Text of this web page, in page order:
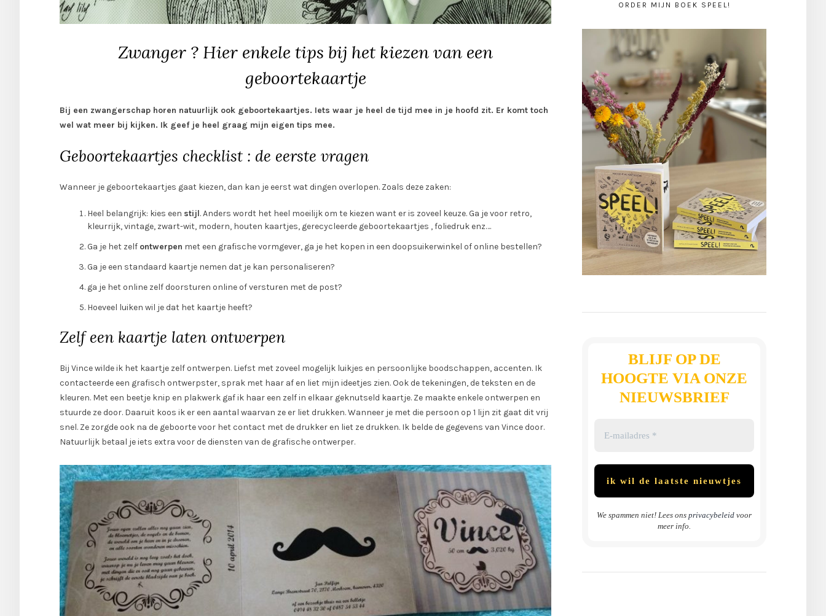
Zwanger ? Hier enkele tips bij het kiezen van een
geboortekaartje
Bij een zwangerschap horen natuurlijk ook geboortekaartjes. Iets waar je heel de tijd mee in je hoofd zit. Er komt toch
wel wat meer bij kijken. Ik geef je heel graag mijn eigen tips mee.
Geboortekaartjes checklist : de eerste vragen
Wanneer je geboortekaartjes gaat kiezen, dan kan je eerst wat dingen overlopen. Zoals deze zaken:
Heel belangrijk: kies een stijl. Anders wordt het heel moeilijk om te kiezen want er is zoveel keuze. Ga je voor retro,
kleurrijk, vintage, zwart-wit, modern, houten kaartjes, gerecycleerde geboortekaartjes , foliedruk enz….
Ga je het zelf ontwerpen met een grafische vormgever, ga je het kopen in een doopsuikerwinkel of online bestellen?
Ga je een standaard kaartje nemen dat je kan personaliseren?
ga je het online zelf doorsturen online of versturen met de post?
Hoeveel luiken wil je dat het kaartje heeft?
Zelf een kaartje laten ontwerpen
Bij Vince wilde ik het kaartje zelf ontwerpen. Liefst met zoveel mogelijk luikjes en persoonlijke boodschappen, accenten. Ik
contacteerde een grafisch ontwerpster, sprak met haar af en liet mijn ideetjes zien. Ook de tekeningen, de teksten en de
kleuren. Met een beetje knip en plakwerk gaf ik haar een zelf in elkaar geknutseld kaartje. Ze maakte enkele ontwerpen en
stuurde ze door. Daaruit koos ik er een aantal waarvan ze er liet drukken. Wanneer je met die persoon op 1 lijn zit gaat dit vrij
snel. Ze zorgde ook na de geboorte voor het contact met de drukker en liet ze drukken. Ik belde de gegevens van Vince door.
Natuurlijk betaal je iets extra voor de diensten van de grafische ontwerper.
ORDER MIJN BOEK SPEEL!
BLIJF OP DE
HOOGTE VIA ONZE
NIEUWSBRIEF
We spammen niet! Lees ons privacybeleid voor
meer info.